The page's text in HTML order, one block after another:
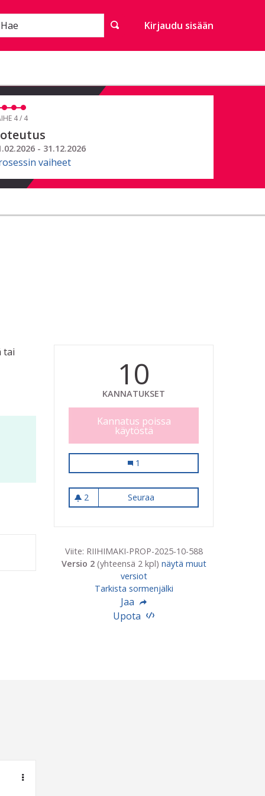
Hae Kirjaudu sisään
4 / 4
- 31.12.2026
vaiheet
tai
10
KANNATUKSET
Kannatus poissa
käytöstä
Soveltavan liikunnan pyörähankinta
1
2
2 seuraajaa
Seuraa
Viite: RIIHIMAKI-PROP-2025-10-588
Versio 2(yhteensä 2 kpl) näytä muut
versiot
Tarkista sormenjälki
Jaa
Upota